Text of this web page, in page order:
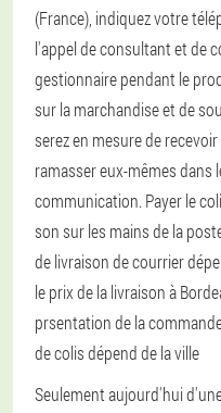
(France), indiquez votre
l'appel de consultant et de
gestionnaire pendant le
sur la marchandise et de
serez en mesure de
ramasser eux-mêmes dans
communication. Payer le
son sur les mains de la
de livraison de courrier
le prix de la livraison à
prsentation de la
de colis dépend de la ville
Seulement aujourd'hui